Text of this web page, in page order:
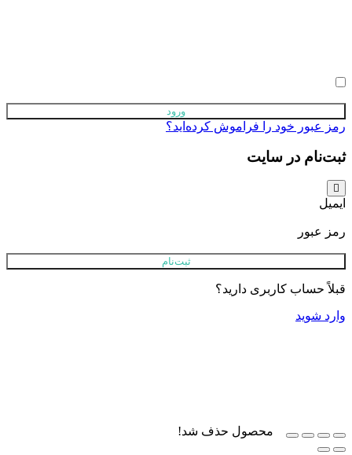
به خاطر بسپار
خود را فراموش کرده‌اید؟
در سایت
کاربری دارید؟
محصول حذف شد!